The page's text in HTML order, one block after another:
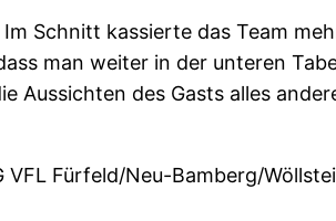
Schnitt kassierte das Team
man weiter in der unteren
Aussichten des Gasts alles
VFL Fürfeld/Neu-Bamberg/